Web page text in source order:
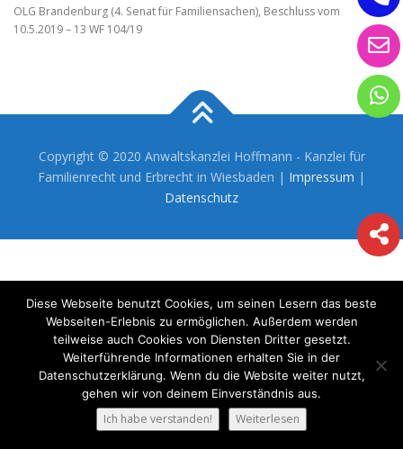
OLG Brandenburg (4. Senat für Familiensachen), Beschluss vom
10.5.2019 – 13 WF 104/19
Copyright © 2020 Anwaltskanzlei Hoffmann - Kanzlei für
Familienrecht und Erbrecht in Wiesbaden | Impressum |
Datenschutz
Diese Webseite benutzt Cookies, um seinen Lesern das beste
Webseiten-Erlebnis zu ermöglichen. Außerdem werden
teilweise auch Cookies von Diensten Dritter gesetzt.
Weiterführende Informationen erhalten Sie in der
Datenschutzerklärung. Wenn du die Website weiter nutzt,
gehen wir von deinem Einverständnis aus.
Ich habe verstanden! Weiterlesen